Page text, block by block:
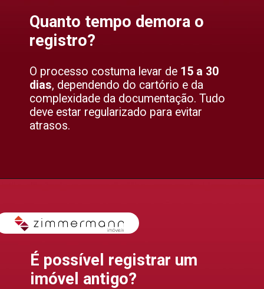
Quanto tempo demora o
registro?
O processo costuma levar de 15 a 30
dias, dependendo do cartório e da
complexidade da documentação. Tudo
deve estar regularizado para evitar
atrasos.
É possível registrar um
imóvel antigo?